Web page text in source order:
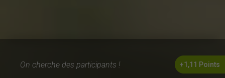
On cherche des participants ! +1,11 Points